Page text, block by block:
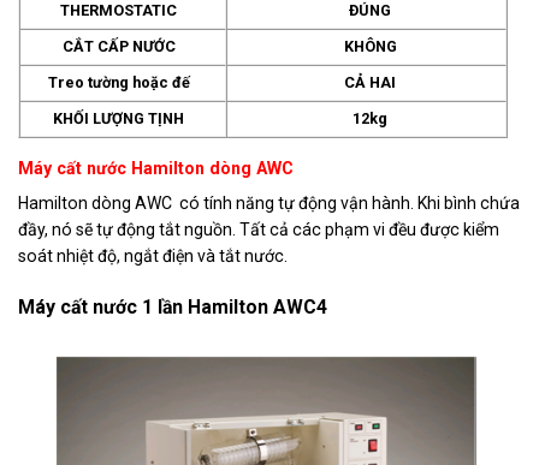
THERMOSTATIC
ĐÚNG
CẮT CẤP NƯỚC
KHÔNG
Treo tường hoặc đế
CẢ HAI
KHỐI LƯỢNG TỊNH
12kg
Máy cất nước Hamilton dòng AWC
Hamilton dòng AWC có tính năng tự động vận hành. Khi bình chứa
đầy, nó sẽ tự động tắt nguồn. Tất cả các phạm vi đều được kiểm
soát nhiệt độ, ngắt điện và tắt nước.
Máy cất nước 1 lần Hamilton AWC4